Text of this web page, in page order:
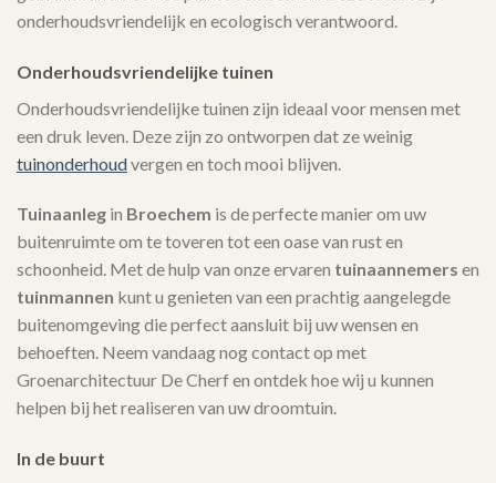
onderhoudsvriendelijk en ecologisch verantwoord.
Onderhoudsvriendelijke tuinen
Onderhoudsvriendelijke tuinen zijn ideaal voor mensen met
een druk leven. Deze zijn zo ontworpen dat ze weinig
tuinonderhoudvergen en toch mooi blijven.
Tuinaanleg in Broechem is de perfecte manier om uw
buitenruimte om te toveren tot een oase van rust en
schoonheid. Met de hulp van onze ervaren tuinaannemers en
tuinmannen kunt u genieten van een prachtig aangelegde
buitenomgeving die perfect aansluit bij uw wensen en
behoeften. Neem vandaag nog contact op met
Groenarchitectuur De Cherf en ontdek hoe wij u kunnen
helpen bij het realiseren van uw droomtuin.
In de buurt